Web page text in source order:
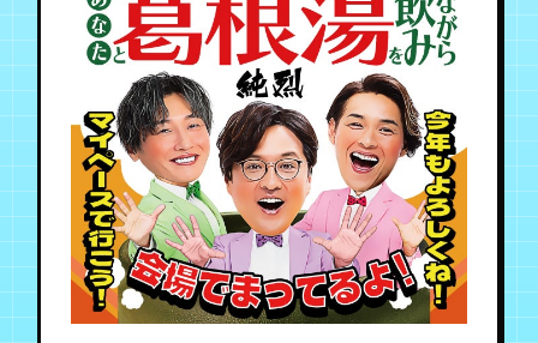
月会員制ファンクラブ
会員登録 ログイン